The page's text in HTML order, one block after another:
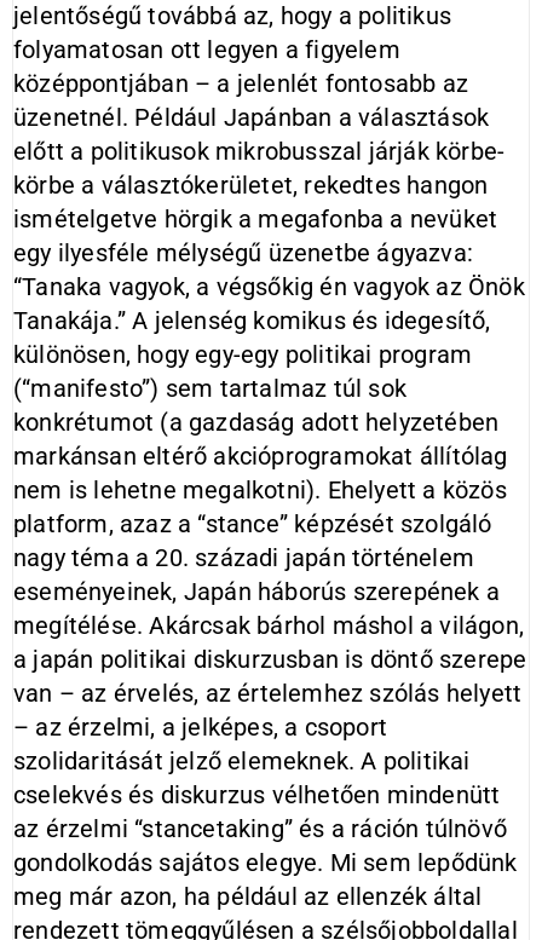
jelentőségű továbbá az, hogy a politikus
folyamatosan ott legyen a figyelem
középpontjában – a jelenlét fontosabb az
üzenetnél. Például Japánban a választások
előtt a politikusok mikrobusszal járják körbe-
körbe a választókerületet, rekedtes hangon
ismételgetve hörgik a megafonba a nevüket
egy ilyesféle mélységű üzenetbe ágyazva:
“Tanaka vagyok, a végsőkig én vagyok az Önök
Tanakája.” A jelenség komikus és idegesítő,
különösen, hogy egy-egy politikai program
(“manifesto”) sem tartalmaz túl sok
konkrétumot (a gazdaság adott helyzetében
markánsan eltérő akcióprogramokat állítólag
nem is lehetne megalkotni). Ehelyett a közös
platform, azaz a “stance” képzését szolgáló
nagy téma a 20. századi japán történelem
eseményeinek, Japán háborús szerepének a
megítélése. Akárcsak bárhol máshol a világon,
a japán politikai diskurzusban is döntő szerepe
van – az érvelés, az értelemhez szólás helyett
– az érzelmi, a jelképes, a csoport
szolidaritását jelző elemeknek. A politikai
cselekvés és diskurzus vélhetően mindenütt
az érzelmi “stancetaking” és a ráción túlnövő
gondolkodás sajátos elegye. Mi sem lepődünk
meg már azon, ha például az ellenzék által
rendezett tömeggyűlésen a szélsőjobboldallal